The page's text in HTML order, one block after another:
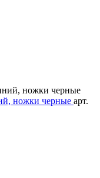
ножки черные арт.